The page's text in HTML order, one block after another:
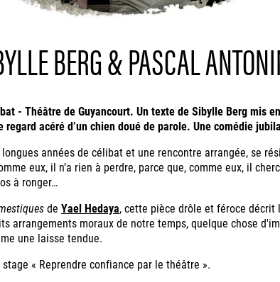
BERG & PASCAL
- Théâtre de Guyancourt. Un texte de Sibylle Berg mis
acéré d’un chien doué de parole. Une comédie
années de célibat et une rencontre arrangée, se
eux, il n’a rien à perdre, parce que, comme eux, il
à ronger…
de Yael Hedaya, cette pièce drôle et féroce
arrangements moraux de notre temps, quelque chose
une laisse tendue.
« Reprendre confiance par le théâtre ».